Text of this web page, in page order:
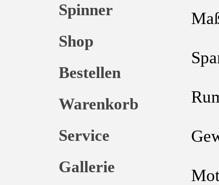
Spinner
Shop
Bestellen
Warenkorb
Service
Gallerie